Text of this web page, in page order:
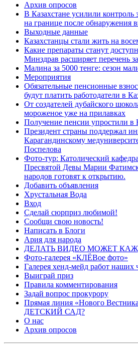
Архив опросов
В Казахстане усилили
на границе после обнаружения
Выходные данные
Казахстанцы стали жить на
Какие препараты станут
Минздрав расширяет перечень
Малина за 5000 тенге: сезон
Мероприятия
Обязательные пенсионные
будут платить работодатели в
От создателей дубайского
мороженое уже на прилавках
Получение пенсии упростили в
Президент страны поддержал
Карагандинскому
Поспелова
Фото-тур: Католический
Пресвятой Девы Марии
народов готовят к открытию.
Добавить объявления
Хрустальная Вода
Вход
Сделай сюрприз любимой!
Сообщи свою новость!
Написать в Блоги
Ария для народа
ДЕЛАТЬ ВИДЕО МОЖЕТ
Фото-галерея «КЛЁВое фото»
Галерея хенд-мейд работ наших
Выиграй приз
Правила комментирования
Задай вопрос прокурору
Прямая линия «Нового
ДЕТСКИЙ САД?
О нас
Архив опросов